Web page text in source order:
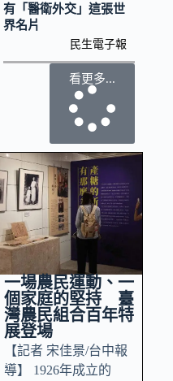
有「醫衛外交」這張世
界名片
民生電子報
看更多...
一場農民運動、一
個家庭的堅持 臺
灣農民組合百年特
展登場
【記者 宋佳景/台中報
導】 1926年成立的